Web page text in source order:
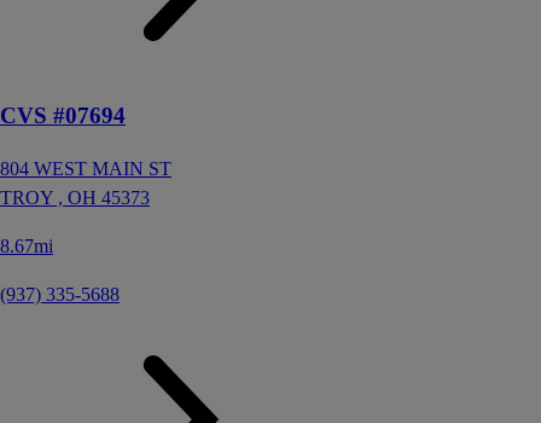
CVS #07694
804 WEST MAIN ST
TROY , OH 45373
8.67mi
(937) 335-5688